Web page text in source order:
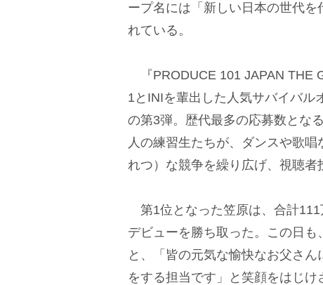
ープ名には「新しい日本の世代を
れている。
『PRODUCE 101 JAPAN THE
1とINIを輩出した人気サバイバル
の第3弾。歴代最多の応募数とな
人の練習生たちが、ダンスや歌
れつ）な競争を繰り広げ、視聴者
第1位となった笠原は、合計
デビューを勝ち取った。この日
と、「皆の元気な愉快なお父さ
をする担当です」と笑顔をはじけ